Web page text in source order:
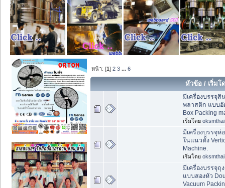
หน้า: [1]2 3 ...6
หัวข้อ / เริ่มโ
มีเครื่องบรรจุสิ
พลาสติก แบบอั
Box Packing
เริ่มโดย oksmthai
มีเครื่องบรรจุห่
ในแนวตั้ง
Machine.
เริ่มโดย oksmthai
มีเครื่องบรรจุ
แบบสองหัว
Vacuum